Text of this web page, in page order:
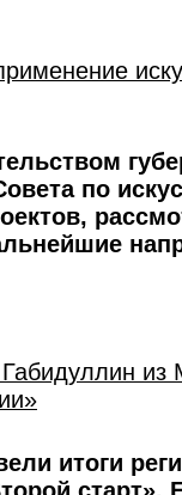
по
итоги